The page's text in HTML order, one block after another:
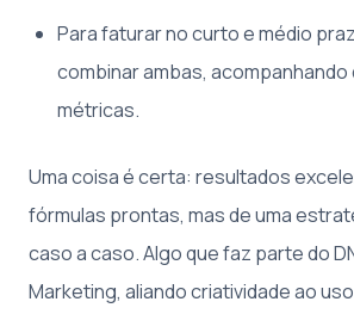
Para faturar no curto e médio
combinar ambas,
métricas.
Uma coisa é certa: resultados
fórmulas prontas, mas de uma
caso a caso. Algo que faz parte do
Marketing, aliando criatividade ao